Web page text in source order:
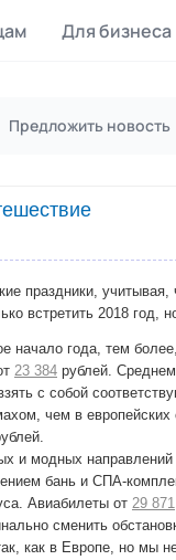
Для бизнеса
Предложить новость
праздники,
встретить 2018 год,
начало года, тем
23 384 рублей.
с собой
чем в европейских
и модных
бань и СПА-
Авиабилеты от 29 871
сменить
как в Европе, но мы